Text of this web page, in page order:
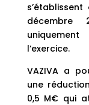
décembre
l’exercice.
VAZIVA a
une
0,5 M€ qui